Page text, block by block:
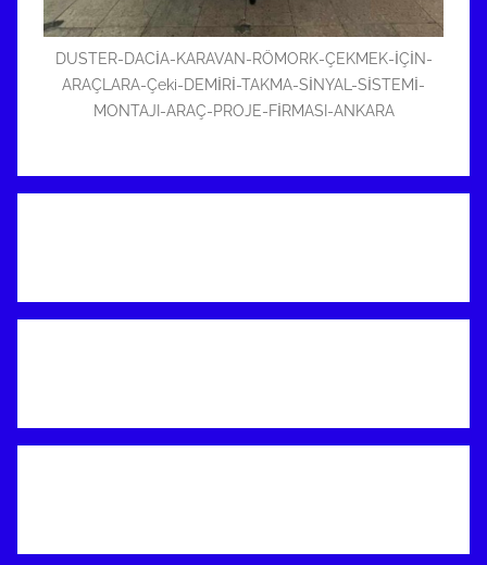
DUSTER-DACİA-KARAVAN-RÖMORK-ÇEKMEK-İÇİN-
ARAÇLARA-Çeki-DEMİRİ-TAKMA-SİNYAL-SİSTEMİ-
MONTAJI-ARAÇ-PROJE-FİRMASI-ANKARA